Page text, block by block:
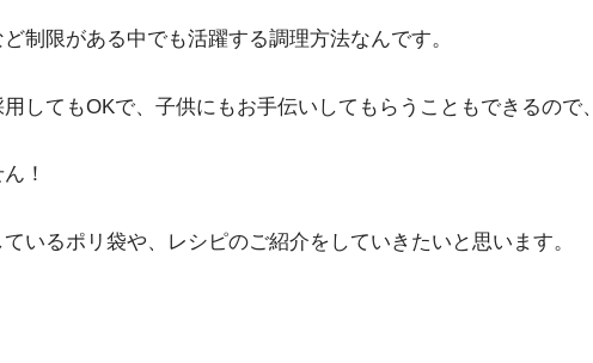
制限がある中でも活躍する調理方法なんです。
してもOKで、子供にもお手伝いしてもらうこともできるので、
！
いるポリ袋や、レシピのご紹介をしていきたいと思います。